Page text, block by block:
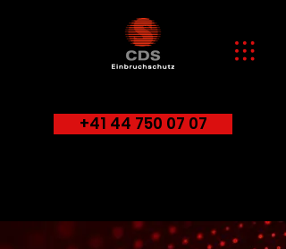
+41 44 750 07 07